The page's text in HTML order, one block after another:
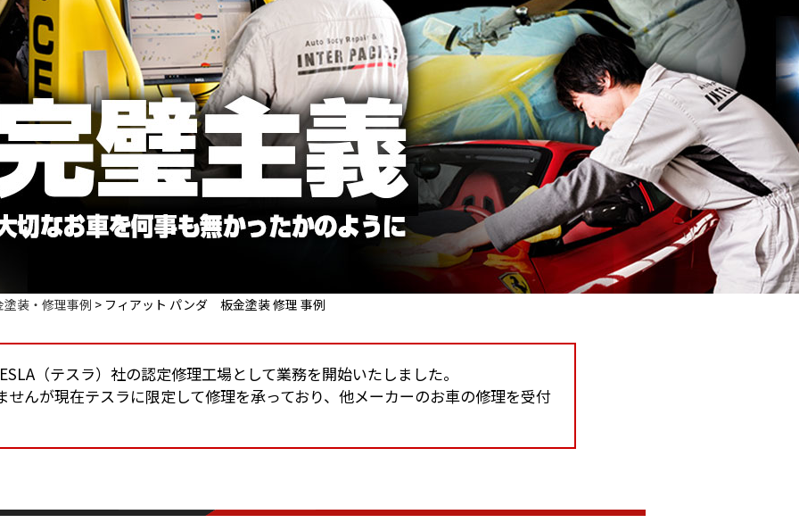
装・修理事例 > フィアット パンダ 板金塗装 修理 事例
（テスラ）社の認定修理工場として業務を開始いたしました。
せんが現在テスラに限定して修理を承っており、他メーカーのお車の修理を受付